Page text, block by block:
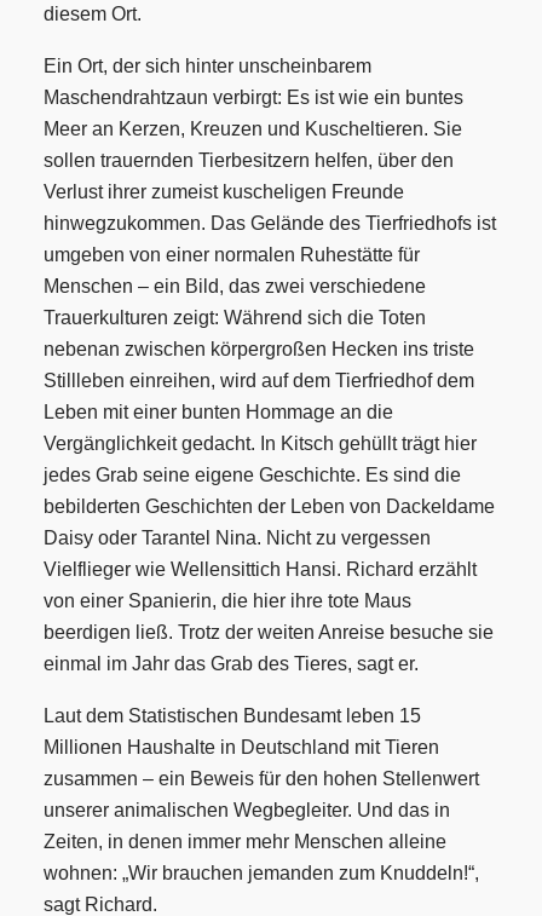
diesem Ort.
Ein Ort, der sich hinter unscheinbarem
Maschendrahtzaun verbirgt: Es ist wie ein buntes
Meer an Kerzen, Kreuzen und Kuscheltieren. Sie
sollen trauernden Tierbesitzern helfen, über den
Verlust ihrer zumeist kuscheligen Freunde
hinwegzukommen. Das Gelände des Tierfriedhofs ist
umgeben von einer normalen Ruhestätte für
Menschen – ein Bild, das zwei verschiedene
Trauerkulturen zeigt: Während sich die Toten
nebenan zwischen körpergroßen Hecken ins triste
Stillleben einreihen, wird auf dem Tierfriedhof dem
Leben mit einer bunten Hommage an die
Vergänglichkeit gedacht. In Kitsch gehüllt trägt hier
jedes Grab seine eigene Geschichte. Es sind die
bebilderten Geschichten der Leben von Dackeldame
Daisy oder Tarantel Nina. Nicht zu vergessen
Vielflieger wie Wellensittich Hansi. Richard erzählt
von einer Spanierin, die hier ihre tote Maus
beerdigen ließ. Trotz der weiten Anreise besuche sie
einmal im Jahr das Grab des Tieres, sagt er.
Laut dem Statistischen Bundesamt leben 15
Millionen Haushalte in Deutschland mit Tieren
zusammen – ein Beweis für den hohen Stellenwert
unserer animalischen Wegbegleiter. Und das in
Zeiten, in denen immer mehr Menschen alleine
wohnen: „Wir brauchen jemanden zum Knuddeln!“,
sagt Richard.